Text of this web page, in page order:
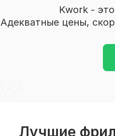
Kwork -
Адекватные цены,
Лучшие